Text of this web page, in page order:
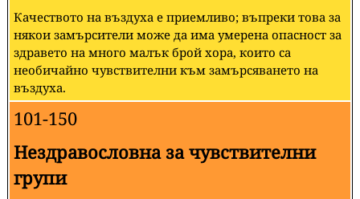
Качеството на въздуха е приемливо; въпреки това за
някои замърсители може да има умерена опасност за
здравето на много малък брой хора, които са
необичайно чувствителни към замърсяването на
въздуха.
101-150
Нездравословна за чувствителни
групи